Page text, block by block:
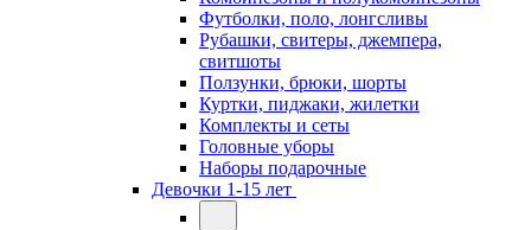
Футболки, поло, лонгсливы
Рубашки, свитеры, джемпера,
свитшоты
Ползунки, брюки, шорты
Куртки, пиджаки, жилетки
Комплекты и сеты
Головные уборы
Наборы подарочные
Девочки 1-15 лет